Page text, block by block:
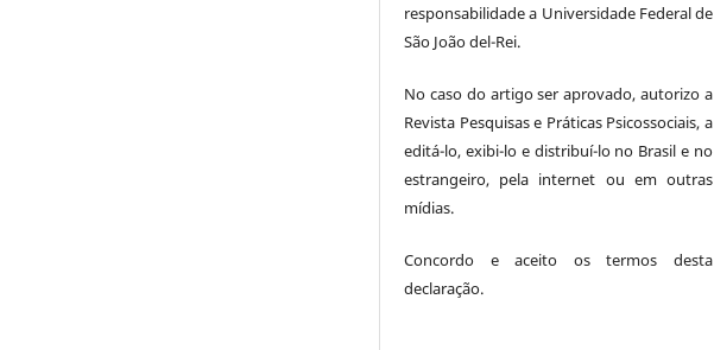
responsabilidade a Universidade Federal de
São João del-Rei.
No caso do artigo ser aprovado, autorizo a
Revista Pesquisas e Práticas Psicossociais, a
editá-lo, exibi-lo e distribuí-lo no Brasil e no
estrangeiro, pela internet ou em outras
mídias.
Concordo e aceito os termos desta
declaração.